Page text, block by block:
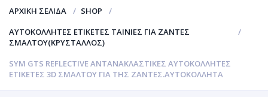
ΑΡΧΙΚΉ ΣΕΛΊΔΑ
SHOP
ΑΥΤΟΚΌΛΛΗΤΕΣ ΕΤΙΚΈΤΕΣ ΤΑΙΝΊΕΣ ΓΙΑ ΖΆΝΤΕΣ
ΣΜΆΛΤΟΥ(ΚΡΎΣΤΑΛΛΟΣ)
SYM GTS REFLECTIVE ΑΝΤΑΝΑΚΛΑΣΤΙΚΈΣ ΑΥΤΟΚΌΛΛΗΤΕΣ
ΕΤΙΚΈΤΕΣ 3D ΣΜΆΛΤΟΥ ΓΙΑ ΤΗΣ ΖΆΝΤΕΣ.ΑΥΤΟΚΌΛΛΗΤΑ